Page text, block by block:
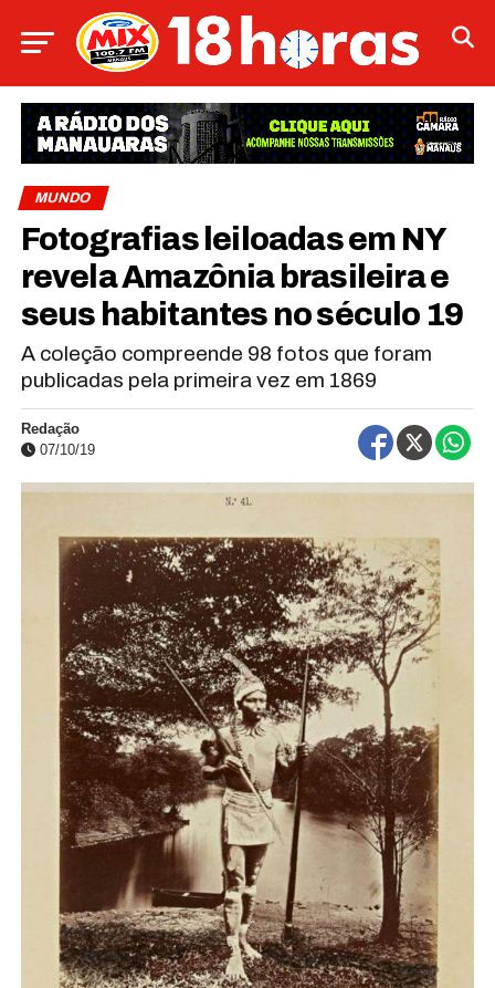
MUNDO
Fotografias leiloadas em NY
revela Amazônia brasileira e
seus habitantes no século 19
A coleção compreende 98 fotos que foram
publicadas pela primeira vez em 1869
Redação
07/10/19